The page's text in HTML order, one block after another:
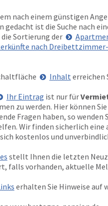
nach einem günstigen
gedacht ist die Suche nach
Sortierung der
nach
Inhalt erreichen
Ihr Eintrag ist nur für
zu werden. Hier können
Fragen haben, so wenden
Wir finden sicherlich
sich kostenlos und
stellt Ihnen die letzten
falls vorhanden, aktuelle
erhalten Sie Hinweise auf